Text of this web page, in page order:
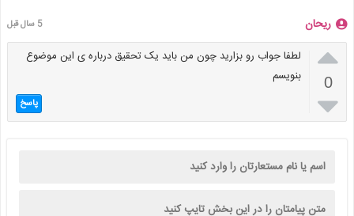
ریحان 5 سال قبل

0

لطفا جواب رو بزارید چون من باید یک تحقیق درباره ی این موضوع
بنویسم
پاسخ